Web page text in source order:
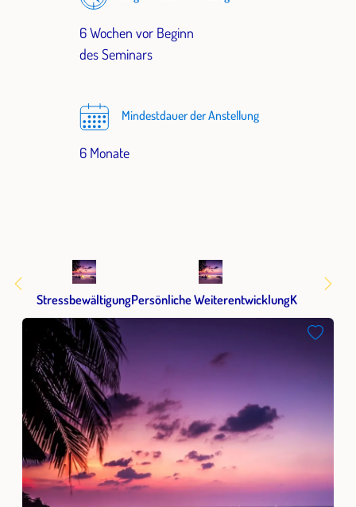
6 Wochen vor Beginn
des Seminars
Mindestdauer der Anstellung
6 Monate
StressbewältigungPersönliche Weiterentwicklung